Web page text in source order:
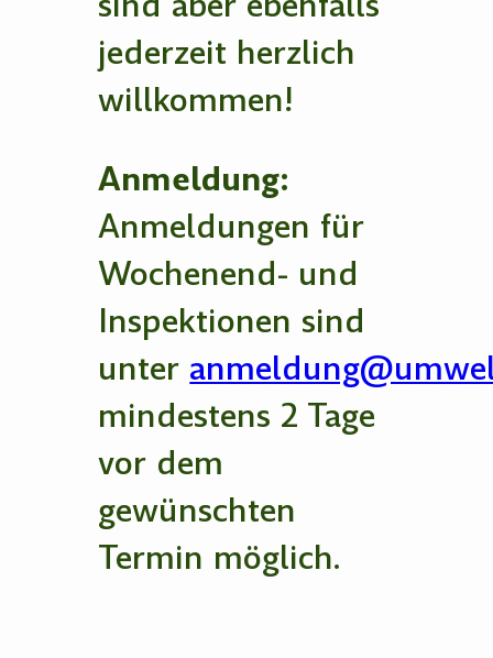
jederzeit herzlich
willkommen!
Anmeldung:
Anmeldungen für
Wochenend- und
Inspektionen sind
unter
mindestens 2 Tage
vor dem
gewünschten
Termin möglich.